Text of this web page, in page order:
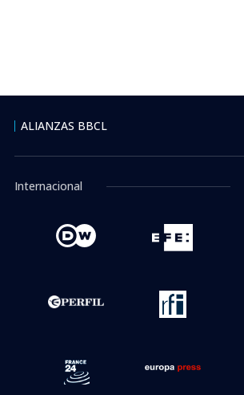
ALIANZAS BBCL
Internacional